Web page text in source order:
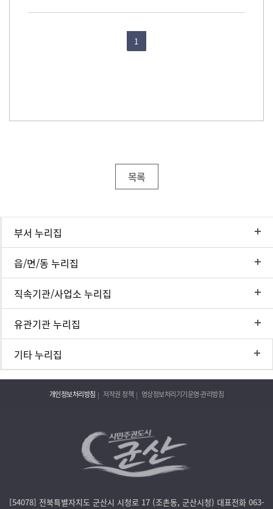
1
목록
부서 누리집
읍/면/동 누리집
직속기관/사업소 누리집
유관기관 누리집
기타 누리집
개인정보처리방침 저작권 정책 영상정보처리기기운영·관리방침
[54078] 전북특별자치도 군산시 시청로 17 (조촌동, 군산시청) 대표전화 063-